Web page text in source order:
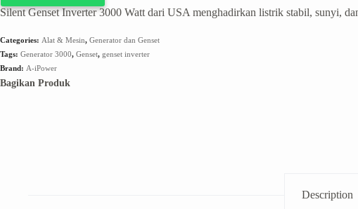
Silent Genset Inverter 3000 Watt dari USA menghadirkan listrik stabil, sunyi,
Categories: Alat & Mesin, Generator dan Genset
Tags: Generator 3000, Genset, genset inverter
Brand: A-iPower
Bagikan Produk
Description